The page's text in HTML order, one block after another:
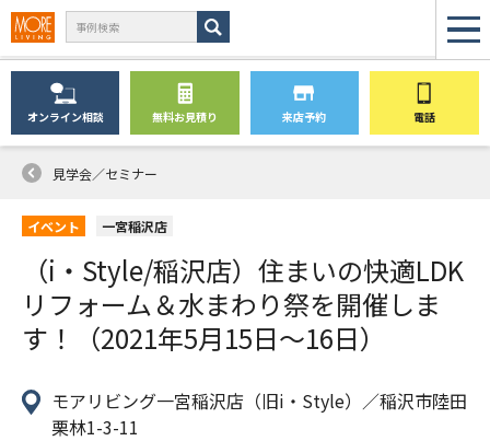
オンライン相談 無料お見積り 来店予約 電話
見学会／セミナー
イベント 一宮稲沢店
（i・Style/稲沢店）住まいの快適LDK
リフォーム＆水まわり祭を開催しま
す！（2021年5月15日〜16日）
モアリビング一宮稲沢店（旧i・Style）／稲沢市陸田
栗林1-3-11